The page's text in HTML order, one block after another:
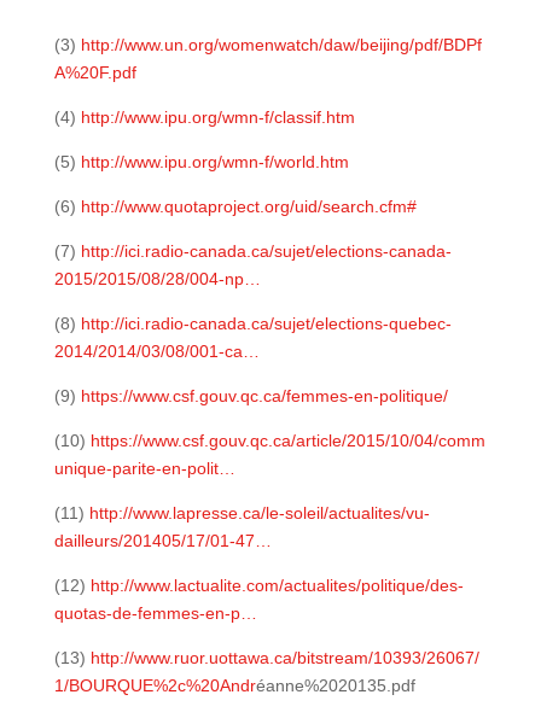
(3) http://www.un.org/womenwatch/daw/beijing/pdf/BDPf
A%20F.pdf
(4) http://www.ipu.org/wmn-f/classif.htm
(5) http://www.ipu.org/wmn-f/world.htm
(6) http://www.quotaproject.org/uid/search.cfm#
(7) http://ici.radio-canada.ca/sujet/elections-canada-
2015/2015/08/28/004-np…
(8) http://ici.radio-canada.ca/sujet/elections-quebec-
2014/2014/03/08/001-ca…
(9) https://www.csf.gouv.qc.ca/femmes-en-politique/
(10) https://www.csf.gouv.qc.ca/article/2015/10/04/comm
unique-parite-en-polit…
(11) http://www.lapresse.ca/le-soleil/actualites/vu-
dailleurs/201405/17/01-47…
(12) http://www.lactualite.com/actualites/politique/des-
quotas-de-femmes-en-p…
(13) http://www.ruor.uottawa.ca/bitstream/10393/26067/
1/BOURQUE%2c%20Andréanne%2020135.pdf